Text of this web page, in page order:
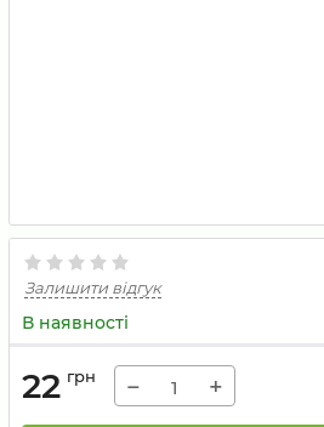
Залишити відгук
В наявності
22 грн − +